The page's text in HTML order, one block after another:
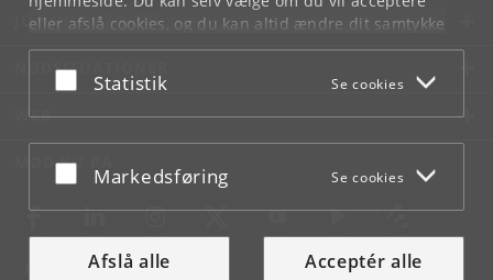
eller afslå cookies, og du kan altid ændre dit samtykke
underCookie- og privatlivspolitiksom du finder i
bunden af hver side.
Acceptér eller afslå
Statistik Se cookies
Acceptér eller afslå
Markedsføring Se cookies
Afslå alle Acceptér alle
JOB OG KARRIERE
NØDSITUATIONER
WEB
MØD KU PÅ